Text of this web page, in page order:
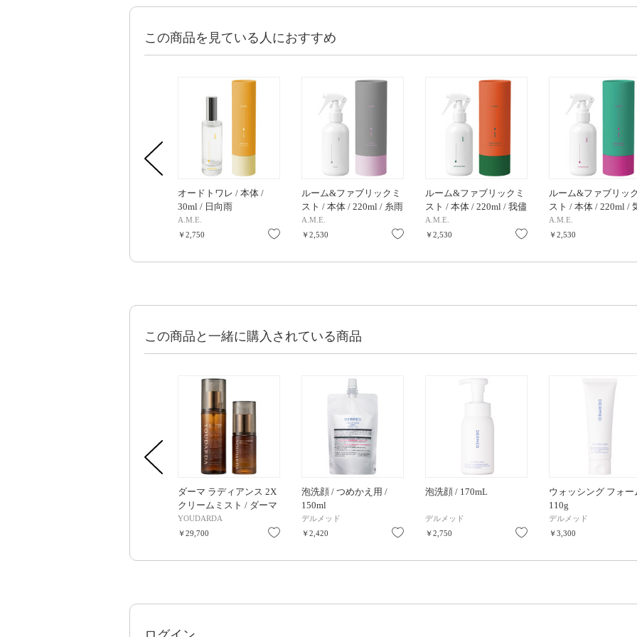
この商品を見ている人におすすめ
オードトワレ / 本体 /
30ml / 日向雨
A.M.E.
￥2,750
お気に入り
ルーム&ファブリックミ
スト / 本体 / 220ml / 糸雨
A.M.E.
￥2,530
お気に入り
ルーム&ファブリックミ
スト / 本体 / 220ml / 我儘
雨
A.M.E.
￥2,530
お気に入り
ルーム&ファブリッ
スト / 本体 / 220ml /
雨
A.M.E.
￥2,530
この商品と一緒に購入されている商品
ダーマ ラディアンス 2X
クリームミスト / ダーマ
ラディアンス 2X セラム
/ 80ml、30ml
YOUDARDA
￥29,700
お気に入り
泡洗顔 / つめかえ用 /
150ml
デルメッド
￥2,420
お気に入り
泡洗顔 / 170mL
デルメッド
￥2,750
お気に入り
ウォッシング フォー
110g
デルメッド
￥3,300